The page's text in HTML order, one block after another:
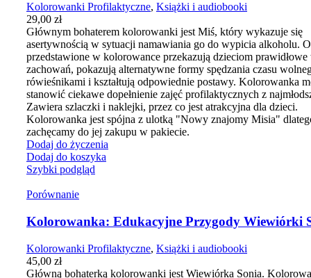
Kolorowanki Profilaktyczne, Książki i audiobooki
29,00 zł
Głównym bohaterem kolorowanki jest Miś, który wykazuje się
asertywnością w sytuacji namawiania go do wypicia alkoholu.
przedstawione w kolorowance przekazują dzieciom prawidłowe
zachowań, pokazują alternatywne formy spędzania czasu
rówieśnikami i kształtują odpowiednie postawy. Kolorowanka
stanowić ciekawe dopełnienie zajęć profilaktycznych z
Zawiera szlaczki i naklejki, przez co jest atrakcyjna dla dzieci.
Kolorowanka jest spójna z ulotką "Nowy znajomy Misia"
zachęcamy do jej zakupu w pakiecie.
Dodaj do życzenia
Dodaj do koszyka
Szybki podgląd
Porównanie
Kolorowanka: Edukacyjne Przygody Wiewiórki
Kolorowanki Profilaktyczne, Książki i audiobooki
45,00 zł
Główną bohaterką kolorowanki jest Wiewiórka Sonia.